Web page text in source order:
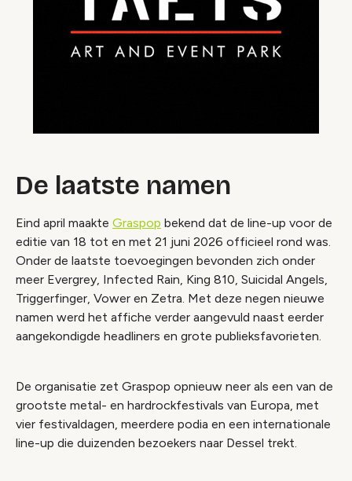
De laatste namen
Eind april maakte Graspop bekend dat de line-up voor de
editie van 18 tot en met 21 juni 2026 officieel rond was.
Onder de laatste toevoegingen bevonden zich onder
meer Evergrey, Infected Rain, King 810, Suicidal Angels,
Triggerfinger, Vower en Zetra. Met deze negen nieuwe
namen werd het affiche verder aangevuld naast eerder
aangekondigde headliners en grote publieksfavorieten.
De organisatie zet Graspop opnieuw neer als een van de
grootste metal- en hardrockfestivals van Europa, met
vier festivaldagen, meerdere podia en een internationale
line-up die duizenden bezoekers naar Dessel trekt.